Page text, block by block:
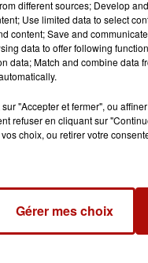
sa place habituelle,
chute libre de 40 m de
different sources; Develop
Use limited data to select
content; Save and
data to offer following
data; Match and combine data
"Accepter et fermer", ou
refuser en cliquant sur
choix, ou retirer votre
Gérer mes choix